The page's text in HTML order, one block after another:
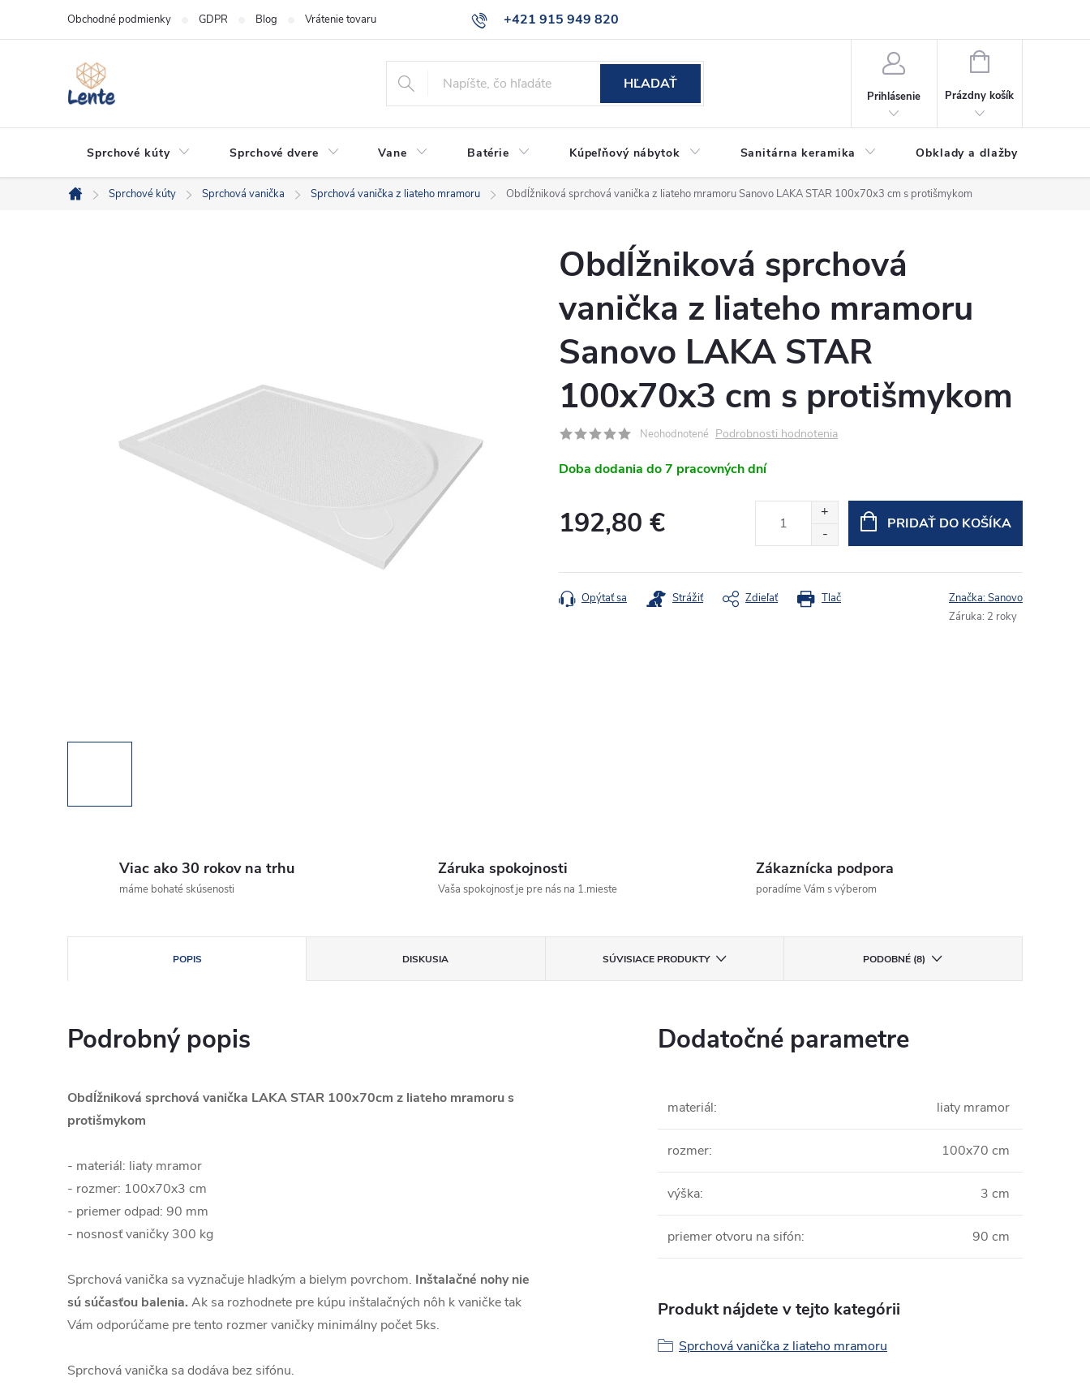
+421 915 949 820
Obchodné podmienky GDPR Blog Vrátenie tovaru
HĽADAŤ
Prihlásenie
NÁKUPNÝ
Prázdny košík
Sprchové kúty Sprchové dvere Vane Batérie Kúpeľňový nábytok Sanitárna keramika Obklady a dlažby
Domov
Sprchové kúty Sprchová vanička Sprchová vanička z liateho mramoru Obdĺžniková sprchová vanička z liateho mramoru Sanovo LAKA STAR 100x70x3 cm s protišmykom
Obdĺžniková sprchová
vanička z liateho mramoru
Sanovo LAKA STAR
100x70x3 cm s protišmykom
Neohodnotené Podrobnosti hodnotenia
Doba dodania do 7 pracovných dní
192,80 € PRIDAŤ DO KOŠÍKA
Tlač
Opýtať sa Strážiť Zdieľať Značka:Sanovo
Záruka: 2 roky
Viac ako 30 rokov na trhu
máme bohaté skúsenosti
Záruka spokojnosti
Vaša spokojnosť je pre nás na 1.mieste
Zákaznícka podpora
poradíme Vám s výberom
POPIS DISKUSIA SÚVISIACE PRODUKTY PODOBNÉ (8)
Podrobný popis
Obdĺžniková sprchová vanička LAKA STAR 100x70cm z liateho mramoru s
protišmykom
- materiál: liaty mramor
- rozmer: 100x70x3 cm
- priemer odpad: 90 mm
- nosnosť vaničky 300 kg
Sprchová vanička sa vyznačuje hladkým a bielym povrchom. Inštalačné nohy nie
sú súčasťou balenia. Ak sa rozhodnete pre kúpu inštalačných nôh k vaničke tak
Vám odporúčame pre tento rozmer vaničky minimálny počet 5ks.
Sprchová vanička sa dodáva bez sifónu.
Dodatočné parametre
materiál: liaty mramor
rozmer: 100x70 cm
výška: 3 cm
priemer otvoru na sifón: 90 cm
Produkt nájdete v tejto kategórii
Sprchová vanička z liateho mramoru